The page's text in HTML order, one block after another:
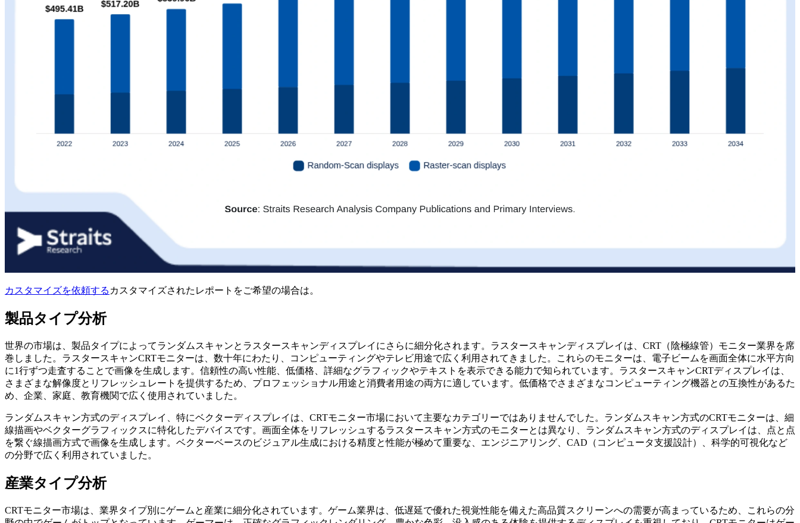
カスタマイズを依頼する カスタマイズされたレポートをご希望の場合は。
製品タイプ分析
世界の市場は、製品タイプによってランダムスキャンとラスタースキャンディスプレイにさらに細分化されます。ラスタースキャンディスプレイは、CRT（陰極線管）モニター業界を席
巻しました。ラスタースキャンCRTモニターは、数十年にわたり、コンピューティングやテレビ用途で広く利用されてきました。これらのモニターは、電子ビームを画面全体に水平方向
に1行ずつ走査することで画像を生成します。信頼性の高い性能、低価格、詳細なグラフィックやテキストを表示できる能力で知られています。ラスタースキャンCRTディスプレイは、
さまざまな解像度とリフレッシュレートを提供するため、プロフェッショナル用途と消費者用途の両方に適しています。低価格でさまざまなコンピューティング機器との互換性があるた
め、企業、家庭、教育機関で広く使用されていました。
ランダムスキャン方式のディスプレイ、特にベクターディスプレイは、CRTモニター市場において主要なカテゴリーではありませんでした。ランダムスキャン方式のCRTモニターは、細
線描画やベクターグラフィックスに特化したデバイスです。画面全体をリフレッシュするラスタースキャン方式のモニターとは異なり、ランダムスキャン方式のディスプレイは、点と点
を繋ぐ線描画方式で画像を生成します。ベクターベースのビジュアル生成における精度と性能が極めて重要な、エンジニアリング、CAD（コンピュータ支援設計）、科学的可視化など
の分野で広く利用されていました。
産業タイプ分析
CRTモニター市場は、業界タイプ別にゲームと産業に細分化されています。ゲーム業界は、低遅延で優れた視覚性能を備えた高品質スクリーンへの需要が高まっているため、これらの分